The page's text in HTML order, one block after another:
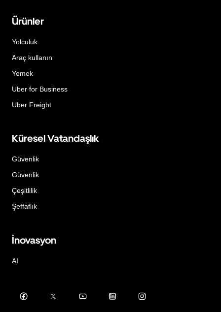
Ürünler
Yolculuk
Araç kullanın
Yemek
Uber for Business
Uber Freight
Küresel Vatandaşlık
Güvenlik
Güvenlik
Çeşitlilik
Şeffaflık
İnovasyon
AI